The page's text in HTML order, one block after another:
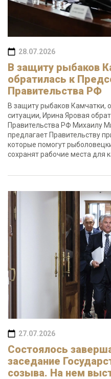
28.07.2026
В защиту рыбаков
обратилась к
Правительства РФ
В защиту рыбаков Камчатки,
ситуации, Ирина Яровая
Правительства РФ Михаилу
предлагает Правительству
которые помогут
сохранят рабочие места для
27.07.2026
Состоялось
заседание
созыва. На нем